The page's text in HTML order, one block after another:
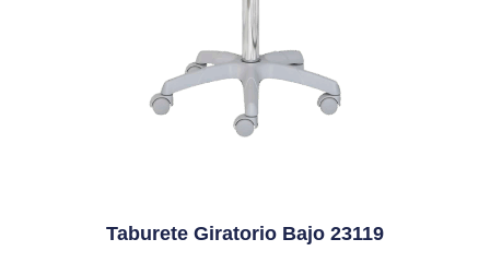
Taburete Giratorio Bajo 23119